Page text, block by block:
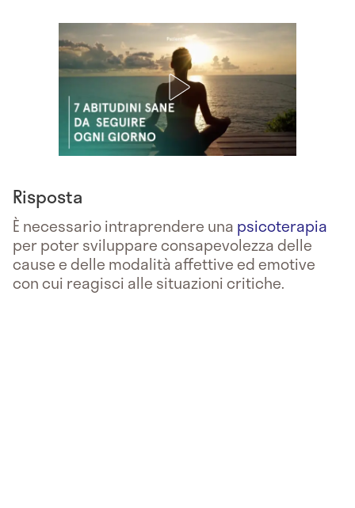
Risposta
È necessario intraprendere una psicoterapia
per poter sviluppare consapevolezza delle
cause e delle modalità affettive ed emotive
con cui reagisci alle situazioni critiche.